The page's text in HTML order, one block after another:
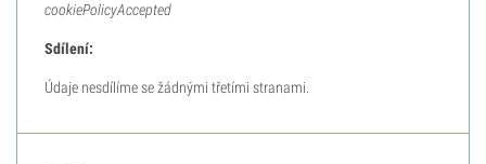
cookiePolicyAccepted
Sdílení:
Údaje nesdílíme se žádnými třetími stranami.